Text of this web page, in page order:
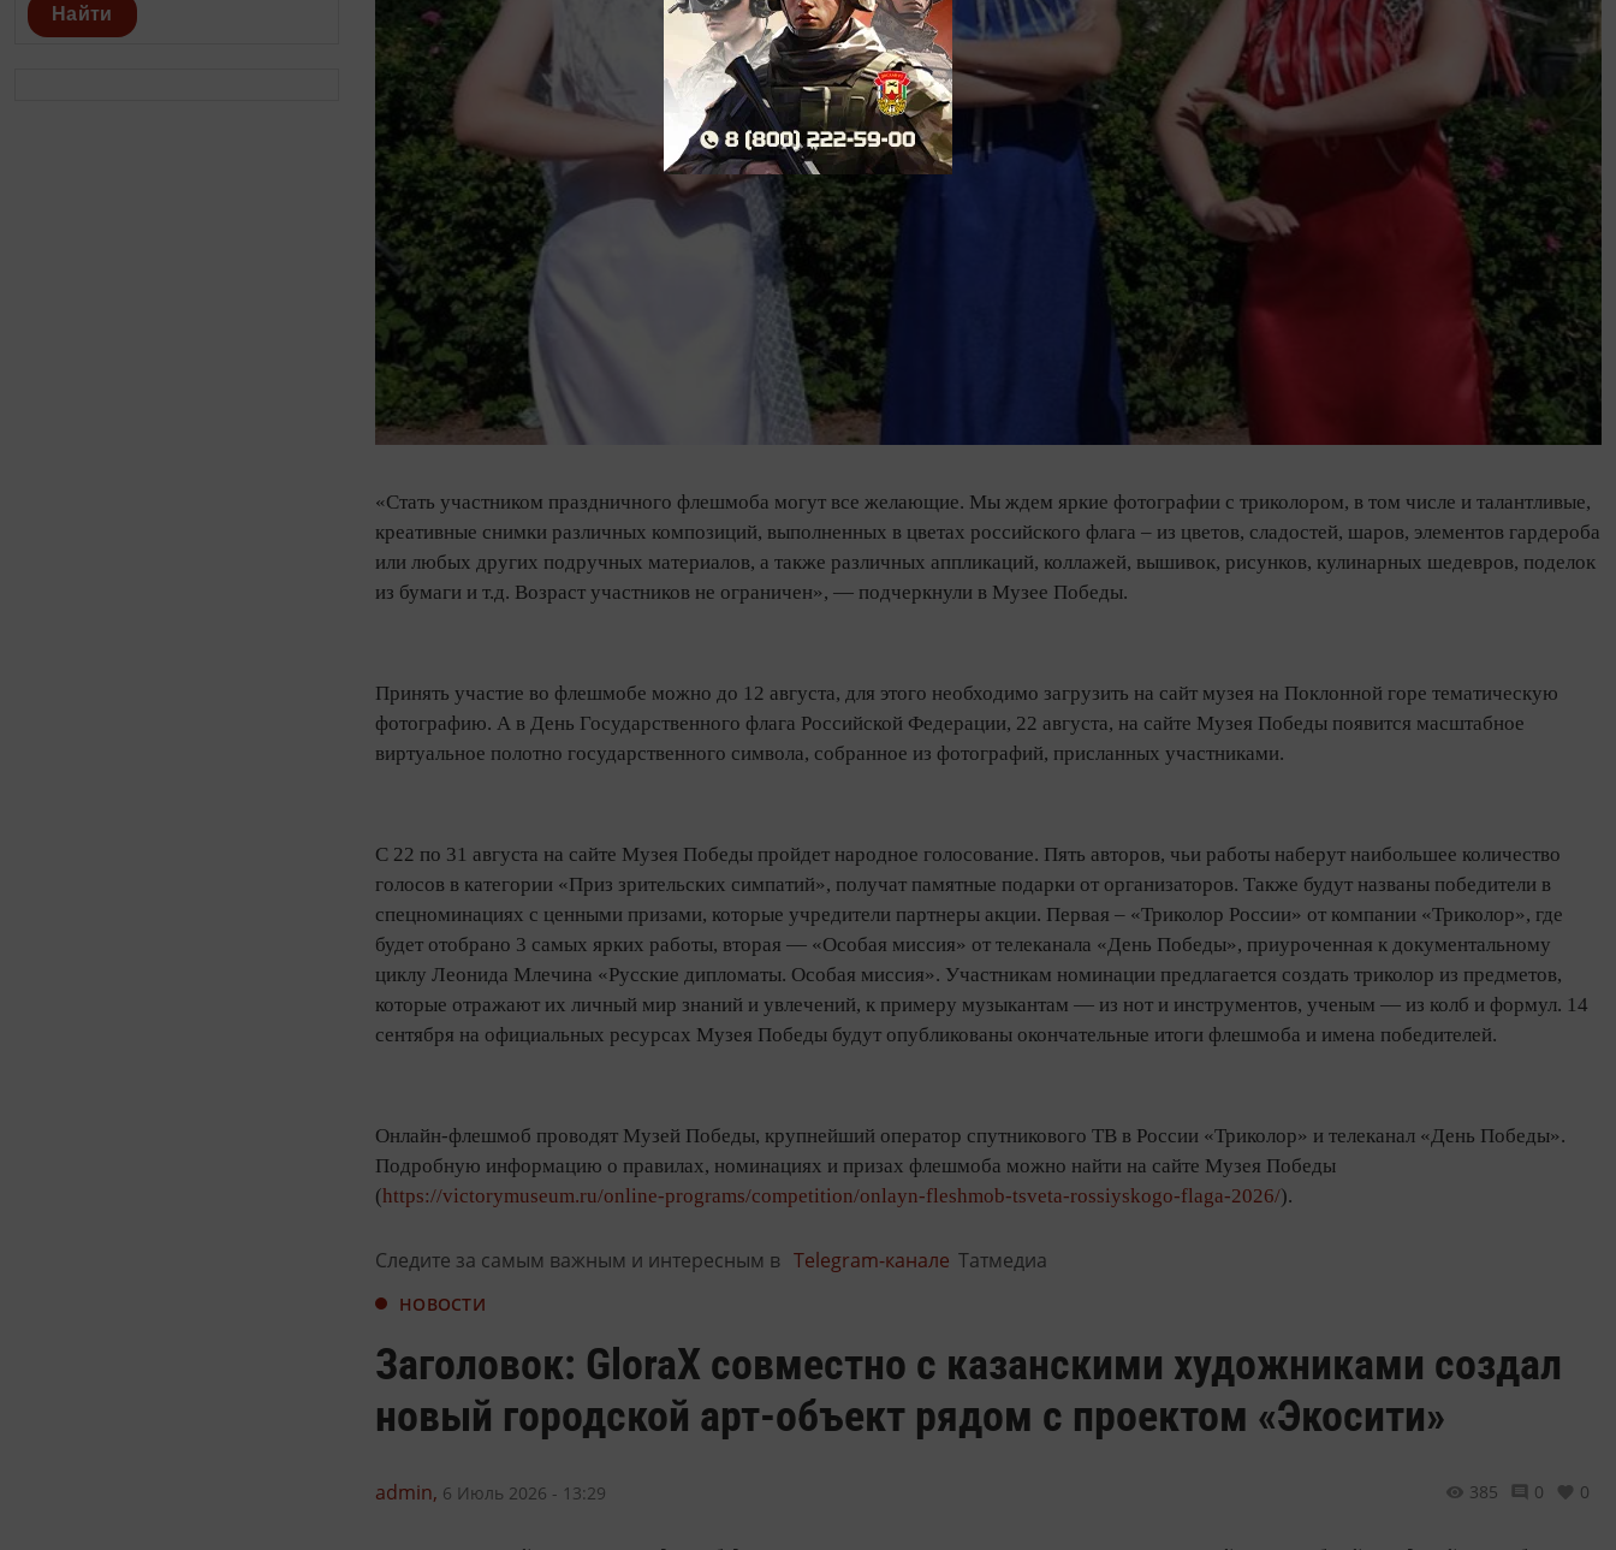
Найти
«Стать участником праздничного флешмоба могут все желающие. Мы ждем яркие фотографии с триколором, в том числе и талантливые,
креативные снимки различных композиций, выполненных в цветах российского флага – из цветов, сладостей, шаров, элементов гардероба
или любых других подручных материалов, а также различных аппликаций, коллажей, вышивок, рисунков, кулинарных шедевров, поделок
из бумаги и т.д. Возраст участников не ограничен», — подчеркнули в Музее Победы.
Принять участие во флешмобе можно до 12 августа, для этого необходимо загрузить на сайт музея на Поклонной горе тематическую
фотографию. А в День Государственного флага Российской Федерации, 22 августа, на сайте Музея Победы появится масштабное
виртуальное полотно государственного символа, собранное из фотографий, присланных участниками.
С 22 по 31 августа на сайте Музея Победы пройдет народное голосование. Пять авторов, чьи работы наберут наибольшее количество
голосов в категории «Приз зрительских симпатий», получат памятные подарки от организаторов. Также будут названы победители в
спецноминациях с ценными призами, которые учредители партнеры акции. Первая – «Триколор России» от компании «Триколор», где
будет отобрано 3 самых ярких работы, вторая — «Особая миссия» от телеканала «День Победы», приуроченная к документальному
циклу Леонида Млечина «Русские дипломаты. Особая миссия». Участникам номинации предлагается создать триколор из предметов,
которые отражают их личный мир знаний и увлечений, к примеру музыкантам — из нот и инструментов, ученым — из колб и формул. 14
сентября на официальных ресурсах Музея Победы будут опубликованы окончательные итоги флешмоба и имена победителей.
Онлайн-флешмоб проводят Музей Победы, крупнейший оператор спутникового ТВ в России «Триколор» и телеканал «День Победы».
Подробную информацию о правилах, номинациях и призах флешмоба можно найти на сайте Музея Победы
(https://victorymuseum.ru/online-programs/competition/onlayn-fleshmob-tsveta-rossiyskogo-flaga-2026/).
Следите за самым важным и интересным в Telegram-канале Татмедиа
НОВОСТИ
Заголовок: GloraX совместно с казанскими художниками создал
новый городской арт-объект рядом с проектом «Экосити»
admin, 6 Июль 2026 - 13:29 385 0 0